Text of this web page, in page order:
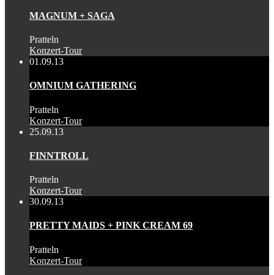
MAGNUM + SAGA
Pratteln
Konzert-Tour
01.09.13
OMNIUM GATHERING
Pratteln
Konzert-Tour
25.09.13
FINNTROLL
Pratteln
Konzert-Tour
30.09.13
PRETTY MAIDS + PINK CREAM 69
Pratteln
Konzert-Tour